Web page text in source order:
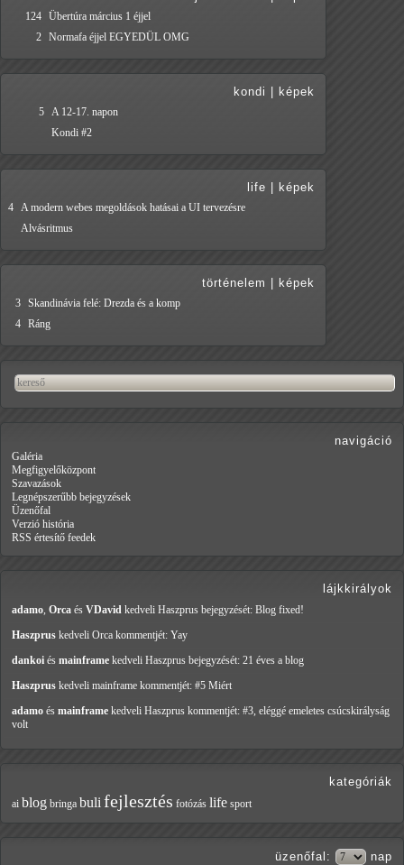
124 Übertúra március 1 éjjel
2 Normafa éjjel EGYEDÜL OMG
kondi képek
5 A 12-17. napon
Kondi #2
life képek
4 A modern webes megoldások hatásai a UI tervezésre
Alvásritmus
történelem képek
3 Skandinávia felé: Drezda és a komp
4 Ráng
navigáció
Galéria
Megfigyelőközpont
Szavazások
Legnépszerűbb bejegyzések
Üzenőfal
Verzió história
RSS értesítő feedek
lájkkirályok
adamo, Orca és VDavid kedveli Haszprus bejegyzését: Blog fixed!
Haszprus kedveli Orca kommentjét: Yay
dankoi és mainframe kedveli Haszprus bejegyzését: 21 éves a blog
Haszprus kedveli mainframe kommentjét: #5 Miért
adamo és mainframe kedveli Haszprus kommentjét: #3, eléggé emeletes csúcskirályság
volt
kategóriák
ai blog bringa buli fejlesztés fotózás life sport
üzenőfal : nap